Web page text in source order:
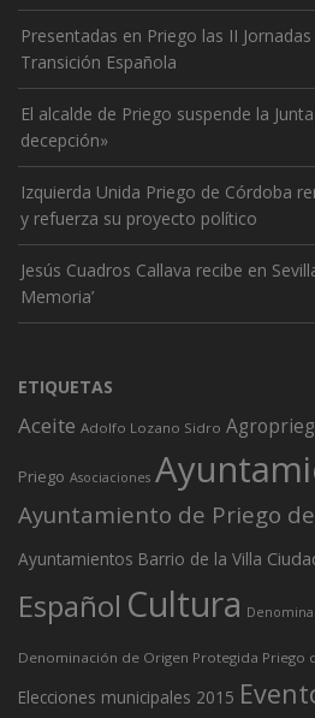
Presentadas en Priego las II
Transición Española
El alcalde de Priego suspende la
decepción»
Izquierda Unida Priego de Córdoba
y refuerza su proyecto político
Jesús Cuadros Callava recibe en
Memoria’
ETIQUETAS
Aceite Adolfo Lozano Sidro
Priego Asociaciones
Ayuntamiento de Priego
Ayuntamientos Barrio de la Villa
Español Cultura
Denominación de Origen Protegida Priego
Elecciones municipales 2015